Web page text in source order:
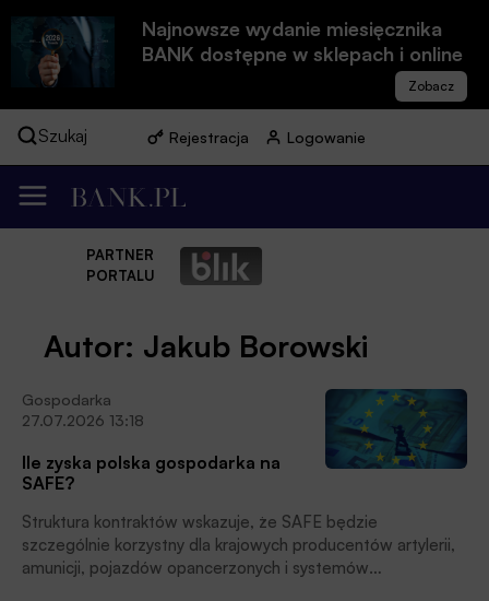
Najnowsze wydanie miesięcznika
BANK dostępne w sklepach i online
Szukaj Rejestracja Logowanie
PARTNER
PORTALU
Autor: Jakub Borowski
Gospodarka
27.07.2026 13:18
Ile zyska polska gospodarka na
SAFE?
Struktura kontraktów wskazuje, że SAFE będzie
szczególnie korzystny dla krajowych producentów artylerii,
amunicji, pojazdów opancerzonych i systemów